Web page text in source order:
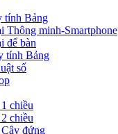
tính Bảng
Thông minh-Smartphone
để bàn
tính Bảng
số
chiều
chiều
đứng